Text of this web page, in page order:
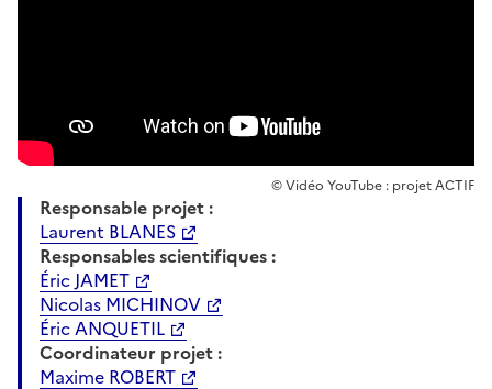
© Vidéo YouTube : projet ACTIF
Responsable projet :
Laurent BLANES
Responsables scientifiques :
Éric JAMET
Nicolas MICHINOV
Éric ANQUETIL
Coordinateur projet :
Maxime ROBERT